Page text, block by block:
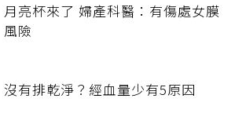
月亮杯來了 婦產科醫：有傷處女膜
風險
沒有排乾淨？經血量少有5原因